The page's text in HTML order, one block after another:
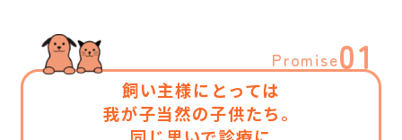
Promise01
飼い主様にとっては
我が子当然の子供たち。